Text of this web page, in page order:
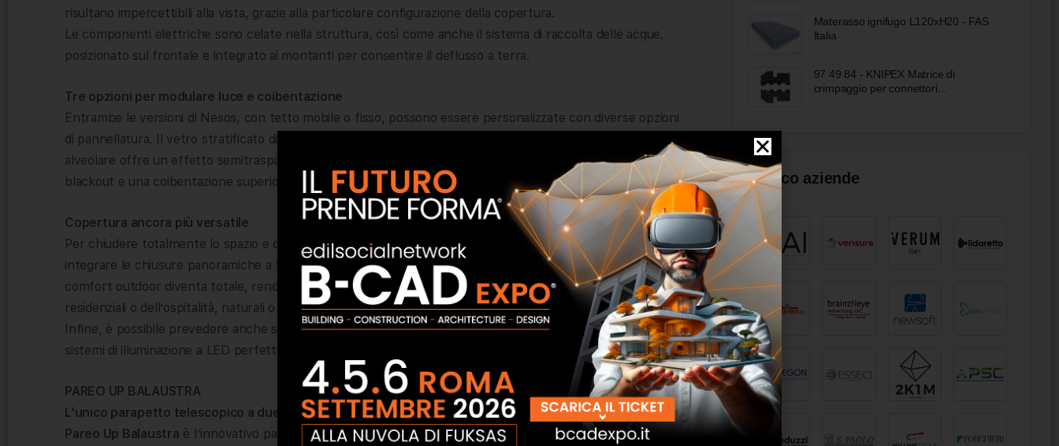
risultano impercettibili alla vista, grazie alla particolare configurazione della copertura.
Le componenti elettriche sono celate nella struttura, così come anche il sistema di raccolta delle acque,
posizionato sul frontale e integrato ai montanti per consentire il deflusso a terra.
Tre opzioni per modulare luce e coibentazione
Entrambe le versioni di Nesos, con tetto mobile o fisso, possono essere personalizzate con diverse opzioni
di pannellatura. Il vetro stratificato di sicurezza regala massima trasparenza e luminosità; il policarbonato
alveolare offre un effetto semitrasparente; mentre i pannelli sandwich garantiscono una copertura
blackout e una coibentazione superiore.
Copertura ancora più versatile
Per chiudere totalmente lo spazio e creare un ambiente protetto su tutti i lati, Nesos permette di
integrare le chiusure panoramiche a tutto vetro Visio, resistenti a pioggia e vento. In questo modo il
comfort outdoor diventa totale, rendendo la copertura ancora più funzionale per l’utilizzo in contesti
residenziali o dell’ospitalità, naturali o urbani.
Infine, è possibile prevedere anche soluzioni per la schermatura solare, come le tende tensionate, e
sistemi di illuminazione a LED perfettamente integrati nel design della struttura.
PAREO UP BALAUSTRA
L’unico parapetto telescopico a due o tre pannelli
Pareo Up Balaustra è l’innovativo parapetto senza corrimano con sistema pneumatico brevettato, che
Materasso ignifugo L120xH20 - FAS
Italia
97 49 84 - KNIPEX Matrice di
crimpaggio per connettori
Elenco aziende